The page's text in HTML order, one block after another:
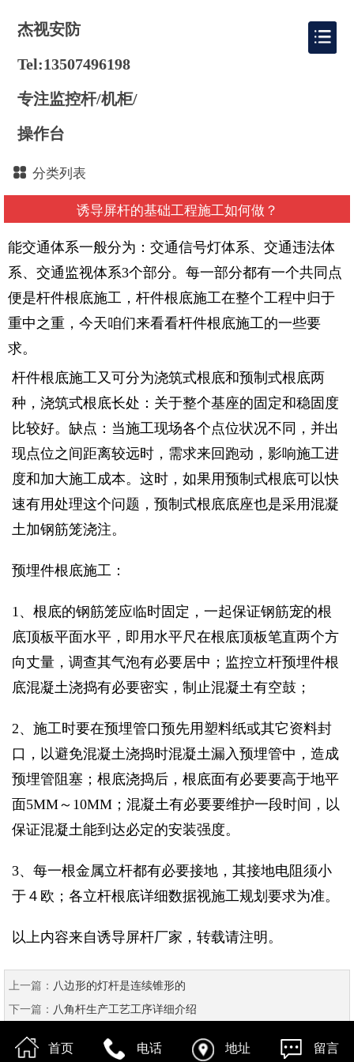
杰视安防
Tel:13507496198
专注监控杆/机柜/
操作台
分类列表
诱导屏杆的基础工程施工如何做？
能交通体系一般分为：交通信号灯体系、交通违法体
系、交通监视体系3个部分。每一部分都有一个共同点
便是杆件根底施工，杆件根底施工在整个工程中归于
重中之重，今天咱们来看看杆件根底施工的一些要
求。
杆件根底施工又可分为浇筑式根底和预制式根底两
种，浇筑式根底长处：关于整个基座的固定和稳固度
比较好。缺点：当施工现场各个点位状况不同，并出
现点位之间距离较远时，需求来回跑动，影响施工进
度和加大施工成本。这时，如果用预制式根底可以快
速有用处理这个问题，预制式根底底座也是采用混凝
土加钢筋笼浇注。
预埋件根底施工：
1、根底的钢筋笼应临时固定，一起保证钢筋宠的根
底顶板平面水平，即用水平尺在根底顶板笔直两个方
向丈量，调查其气泡有必要居中；监控立杆预埋件根
底混凝土浇捣有必要密实，制止混凝土有空鼓；
2、施工时要在预埋管口预先用塑料纸或其它资料封
口，以避免混凝土浇捣时混凝土漏入预埋管中，造成
预埋管阻塞；根底浇捣后，根底面有必要要高于地平
面5MM～10MM；混凝土有必要要维护一段时间，以
保证混凝土能到达必定的安装强度。
3、每一根金属立杆都有必要接地，其接地电阻须小
于４欧；各立杆根底详细数据视施工规划要求为准。
以上内容来自诱导屏杆厂家，转载请注明。
上一篇： 八边形的灯杆是连续锥形的
下一篇： 八角杆生产工艺工序详细介绍
首页 电话 地址 留言